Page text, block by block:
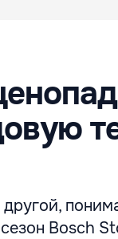
Bosch